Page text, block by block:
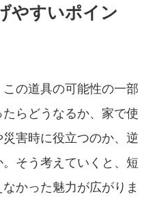
やすいポイン
の道具の可能性の一部
らどうなるか、家で使
害時に役立つのか、逆
そう考えていくと、短
かった魅力が広がりま